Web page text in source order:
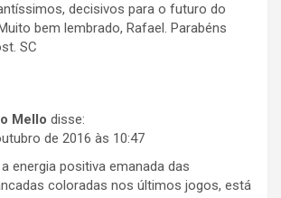
decisivos para o futuro do
bem lembrado, Rafael. Parabéns
SC
Mello disse:
de 2016 às 10:47
energia positiva emanada das
coloradas nos últimos jogos, está